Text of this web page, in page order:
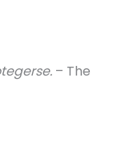
– The